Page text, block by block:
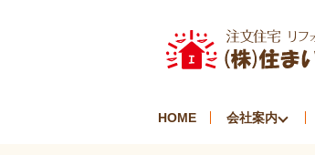
HOME 会社案内